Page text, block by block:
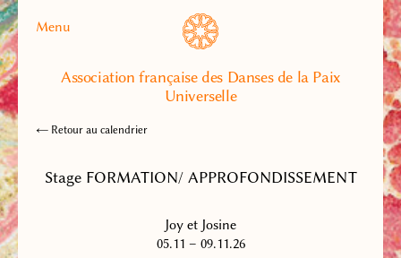
Menu
Association française des Danses de la Paix
Universelle
← Retour au calendrier
Stage FORMATION/ APPROFONDISSEMENT
Joy et Josine
05.11 – 09.11.26